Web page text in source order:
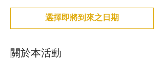
選擇即將到來之日期
關於本活動